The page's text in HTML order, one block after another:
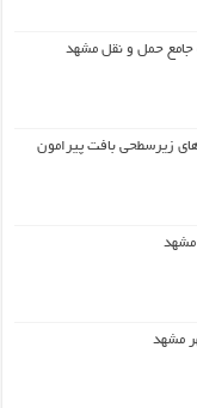
جامع حمل و نقل مشهد
زیرسطحی بافت پیرامون
مشهد
مشهد